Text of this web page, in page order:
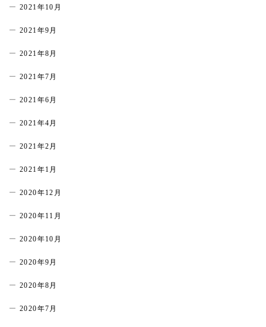
2021年10月
2021年9月
2021年8月
2021年7月
2021年6月
2021年4月
2021年2月
2021年1月
2020年12月
2020年11月
2020年10月
2020年9月
2020年8月
2020年7月